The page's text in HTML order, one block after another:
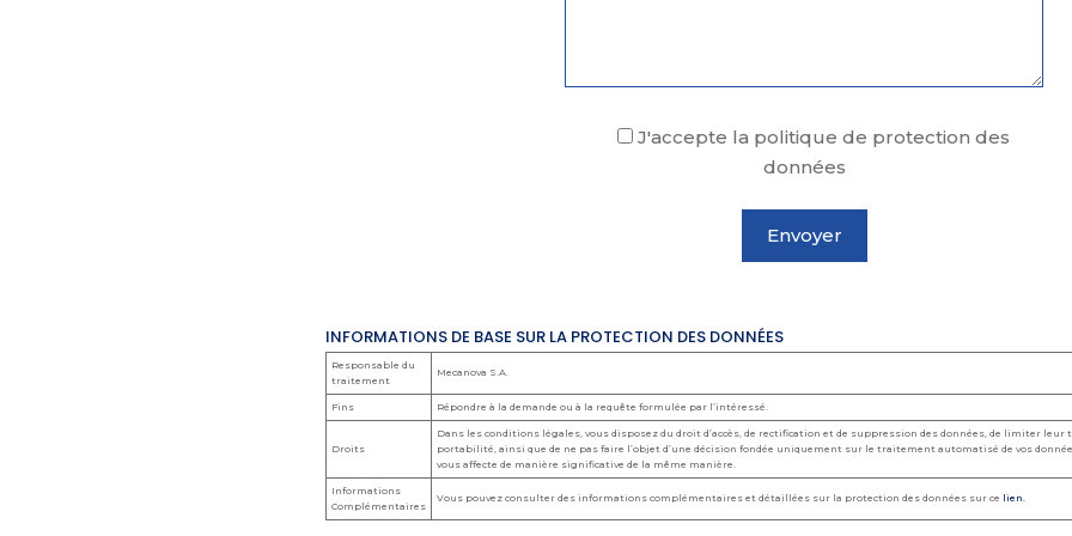
J'accepte la politique de protection des
données
INFORMATIONS DE BASE SUR LA PROTECTION DES DONNÉES
Responsable du
traitement
Mecanova S.A.
Fins Répondre à la demande ou à la requête formulée par l’intéressé.
Droits
Dans les conditions légales, vous disposez du droit d’accès, de rectification et de suppression des données, de limiter
portabilité, ainsi que de ne pas faire l’objet d’une décision fondée uniquement sur le traitement automatisé de vos
vous affecte de manière significative de la même manière.
Informations
Complémentaires
Vous pouvez consulter des informations complémentaires et détaillées sur la protection des données sur ce lien.